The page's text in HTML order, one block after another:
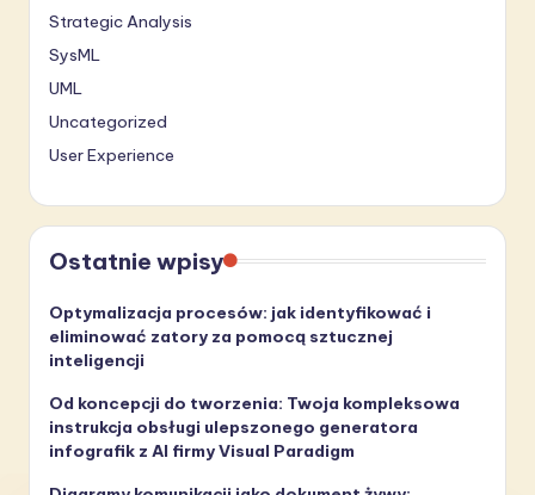
Strategic Analysis
SysML
UML
Uncategorized
User Experience
Ostatnie wpisy
Optymalizacja procesów: jak identyfikować i
eliminować zatory za pomocą sztucznej
inteligencji
Od koncepcji do tworzenia: Twoja kompleksowa
instrukcja obsługi ulepszonego generatora
infografik z AI firmy Visual Paradigm